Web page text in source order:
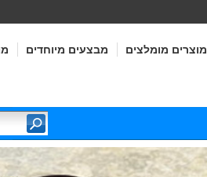
מבצעים מיוחדים מוצרים מומלצים